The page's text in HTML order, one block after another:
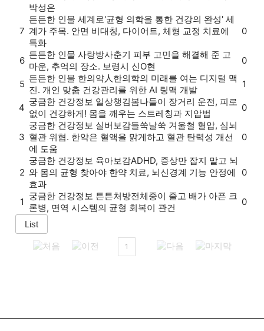
박성은
7
든든한 인물 세계로'균형 의학을 통한 건강의 완성' 세
계가 주목. 안면 비대칭, 다이어트, 체형 교정 치료에
특화
0
6
든든한 인물 사랑방사춘기 피부 고민을 해결해 준 고
마운, 추억의 장소. 보령시 신O현
0
5
든든한 인물 한의약人한의학의 미래를 여는 디지털 맥
진. 개인 맞춤 건강관리를 위한 AI 링맥 개발
1
4
궁금한 건강정보 일상챙김봄나들이 장거리 운전, 피로
없이 건강하게! 몸을 깨우는 스트레칭과 지압법
0
3
궁금한 건강정보 실버보감들쑥날쑥 겨울철 혈압, 심뇌
혈관 위협. 한약은 혈액을 맑게하고 혈관 탄력성 개선
에 도움
0
2
궁금한 건강정보 육아보감ADHD, 증상만 잡지 말고 뇌
와 몸의 균형 찾아야 한약 치료, 뇌신경계 기능 안정에
효과
0
1
궁금한 건강정보 튼튼처방전체중이 줄고 배가 아픈 크
론병, 면역 시스템의 균형 회복이 관건
0
1